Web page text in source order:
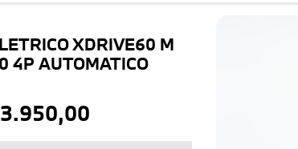
XDRIVE60 M
4P AUTOMATICO